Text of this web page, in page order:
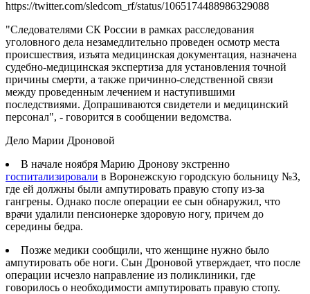
https://twitter.com/sledcom_rf/status/1065174488986329088
"Следователями СК России в рамках расследования
уголовного дела незамедлительно проведен осмотр места
происшествия, изъята медицинская документация, назначена
судебно-медицинская экспертиза для установления точной
причины смерти, а также причинно-следственной связи
между проведенным лечением и наступившими
последствиями. Допрашиваются свидетели и медицинский
персонал", - говорится в сообщении ведомства.
Дело Марии Дроновой
В начале ноября Марию Дронову экстренно
госпитализировали в Воронежскую городскую больницу №3,
где ей должны были ампутировать правую стопу из-за
гангрены. Однако после операции ее сын обнаружил, что
врачи удалили пенсионерке здоровую ногу, причем до
середины бедра.
Позже медики сообщили, что женщине нужно было
ампутировать обе ноги. Сын Дроновой утверждает, что после
операции исчезло направление из поликлиники, где
говорилось о необходимости ампутировать правую стопу.